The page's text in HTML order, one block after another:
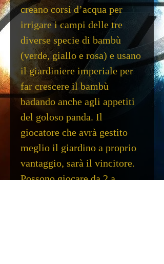
creano corsi d’acqua per
irrigare i campi delle tre
diverse specie di bambù
(verde, giallo e rosa) e usano
il giardiniere imperiale per
far crescere il bambù
badando anche agli appetiti
del goloso panda. Il
giocatore che avrà gestito
meglio il giardino a proprio
vantaggio, sarà il vincitore.
Possono giocare da 2 a